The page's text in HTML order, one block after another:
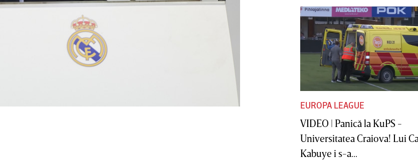
EUROPA LEAGUE
VIDEO | Panică la KuPS -
Universitatea Craiova! Lui
Kabuye i s-a...